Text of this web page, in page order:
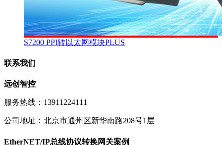
S7200 PPI转以太网模块PLUS
联系我们
远创智控
服务热线：13911224111
公司地址：北京市通州区新华南路208号1层
EtherNET/IP总线协议转换网关案例